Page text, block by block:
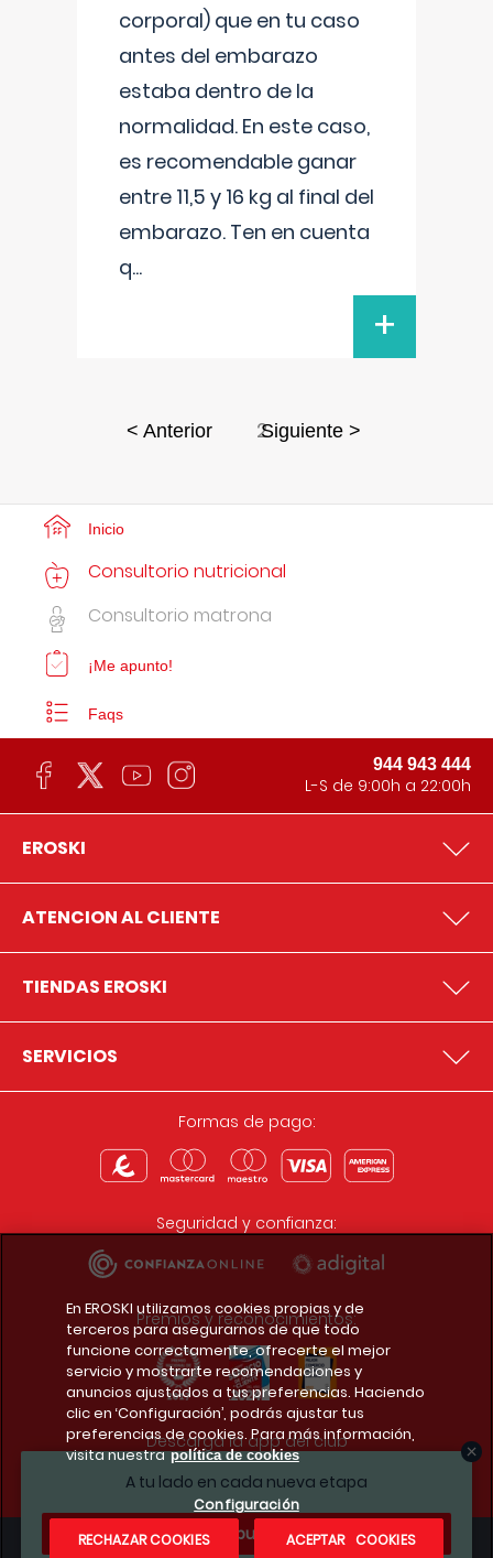
corporal) que en tu caso
antes del embarazo
estaba dentro de la
normalidad. En este caso,
es recomendable ganar
entre 11,5 y 16 kg al final del
embarazo. Ten en cuenta
q...
+
< Anterior 2Siguiente >
A tu lado en cada nueva etapa
¿Te apuntas?
Inicio
Consultorio nutricional
Consultorio matrona
¡Me apunto!
Faqs
944 943 444
L-S de 9:00h a 22:00h
EROSKI
ATENCION AL CLIENTE
TIENDAS EROSKI
SERVICIOS
Formas de pago:
Seguridad y confianza:
Premios y reconocimientos:
Descarga la app del club
En EROSKI utilizamos cookies propias y de
terceros para asegurarnos de que todo
funcione correctamente, ofrecerte el mejor
servicio y mostrarte recomendaciones y
anuncios ajustados a tus preferencias. Haciendo
clic en ‘Configuración’, podrás ajustar tus
preferencias de cookies. Para más información,
visita nuestra política de cookies
Configuración
RECHAZAR COOKIES
ACEPTAR COOKIES